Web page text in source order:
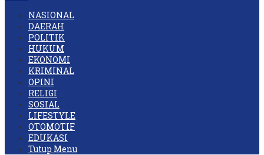
NASIONAL
DAERAH
POLITIK
HUKUM
EKONOMI
KRIMINAL
OPINI
RELIGI
SOSIAL
LIFESTYLE
OTOMOTIF
EDUKASI
Tutup Menu